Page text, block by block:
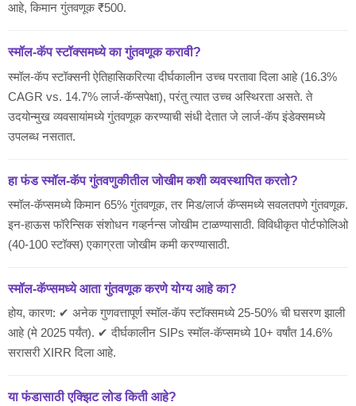
आहे, किमान गुंतवणूक ₹500.
स्मॉल-कॅप स्टॉक्समध्ये का गुंतवणूक करावी?
स्मॉल-कॅप स्टॉक्सनी ऐतिहासिकरित्या दीर्घकालीन उच्च परतावा दिला आहे (16.3%
CAGR vs. 14.7% लार्ज-कॅप्सपेक्षा), परंतु त्यात उच्च अस्थिरता असते. ते
उदयोन्मुख व्यवसायांमध्ये गुंतवणूक करण्याची संधी देतात जे लार्ज-कॅप इंडेक्समध्ये
उपलब्ध नसतात.
हा फंड स्मॉल-कॅप गुंतवणुकीतील जोखीम कशी व्यवस्थापित करतो?
स्मॉल-कॅप्समध्ये किमान 65% गुंतवणूक, तर मिड/लार्ज कॅप्समध्ये सवलतपणे गुंतवणूक.
इन-हाऊस फॉरेन्सिक संशोधन गव्हर्नन्स जोखीम टाळण्यासाठी. विविधीकृत पोर्टफोलिओ
(40-100 स्टॉक्स) एकाग्रता जोखीम कमी करण्यासाठी.
स्मॉल-कॅप्समध्ये आता गुंतवणूक करणे योग्य आहे का?
होय, कारण: ✔ अनेक गुणवत्तापूर्ण स्मॉल-कॅप स्टॉक्समध्ये 25-50% ची घसरण झाली
आहे (मे 2025 पर्यंत). ✔ दीर्घकालीन SIPs स्मॉल-कॅप्समध्ये 10+ वर्षांत 14.6%
सरासरी XIRR दिला आहे.
या फंडासाठी एक्झिट लोड किती आहे?